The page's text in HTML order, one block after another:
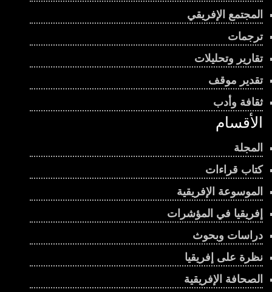
المجتمع الإفريقي
ترجمات
تقارير وتحليلات
تقدير موقف
ثقافة وأدب
الأقسام
المجلة
كتاب قراءات
الموسوعة الإفريقية
إفريقيا في المؤشرات
دراسات وبحوث
نظرة على إفريقيا
الصحافة الإفريقية